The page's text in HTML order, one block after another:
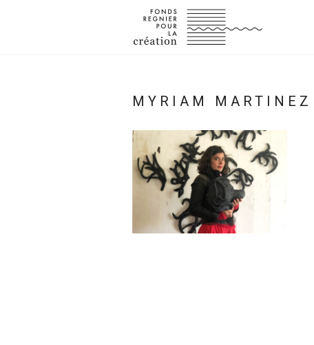
MYRIAM MARTINEZ